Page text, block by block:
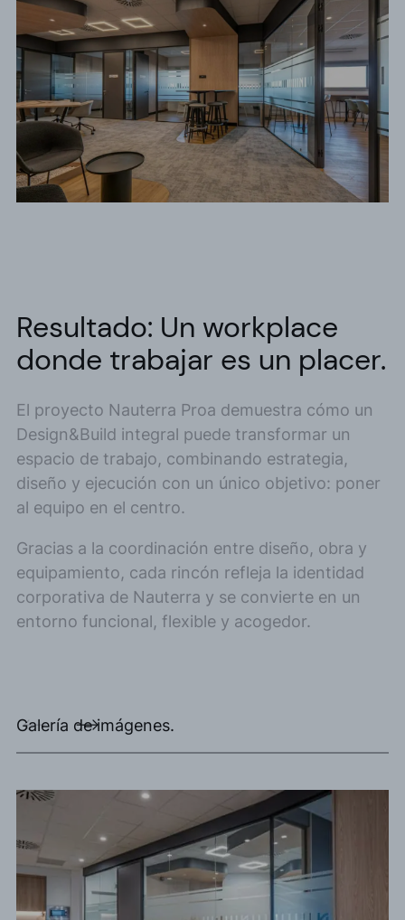
Resultado: Un workplace
donde trabajar es un placer.
El proyecto Nauterra Proa demuestra cómo un
Design&Build integral puede transformar un
espacio de trabajo, combinando estrategia,
diseño y ejecución con un único objetivo: poner
al equipo en el centro.
Gracias a la coordinación entre diseño, obra y
equipamiento, cada rincón refleja la identidad
corporativa de Nauterra y se convierte en un
entorno funcional, flexible y acogedor.
Galería de imágenes.